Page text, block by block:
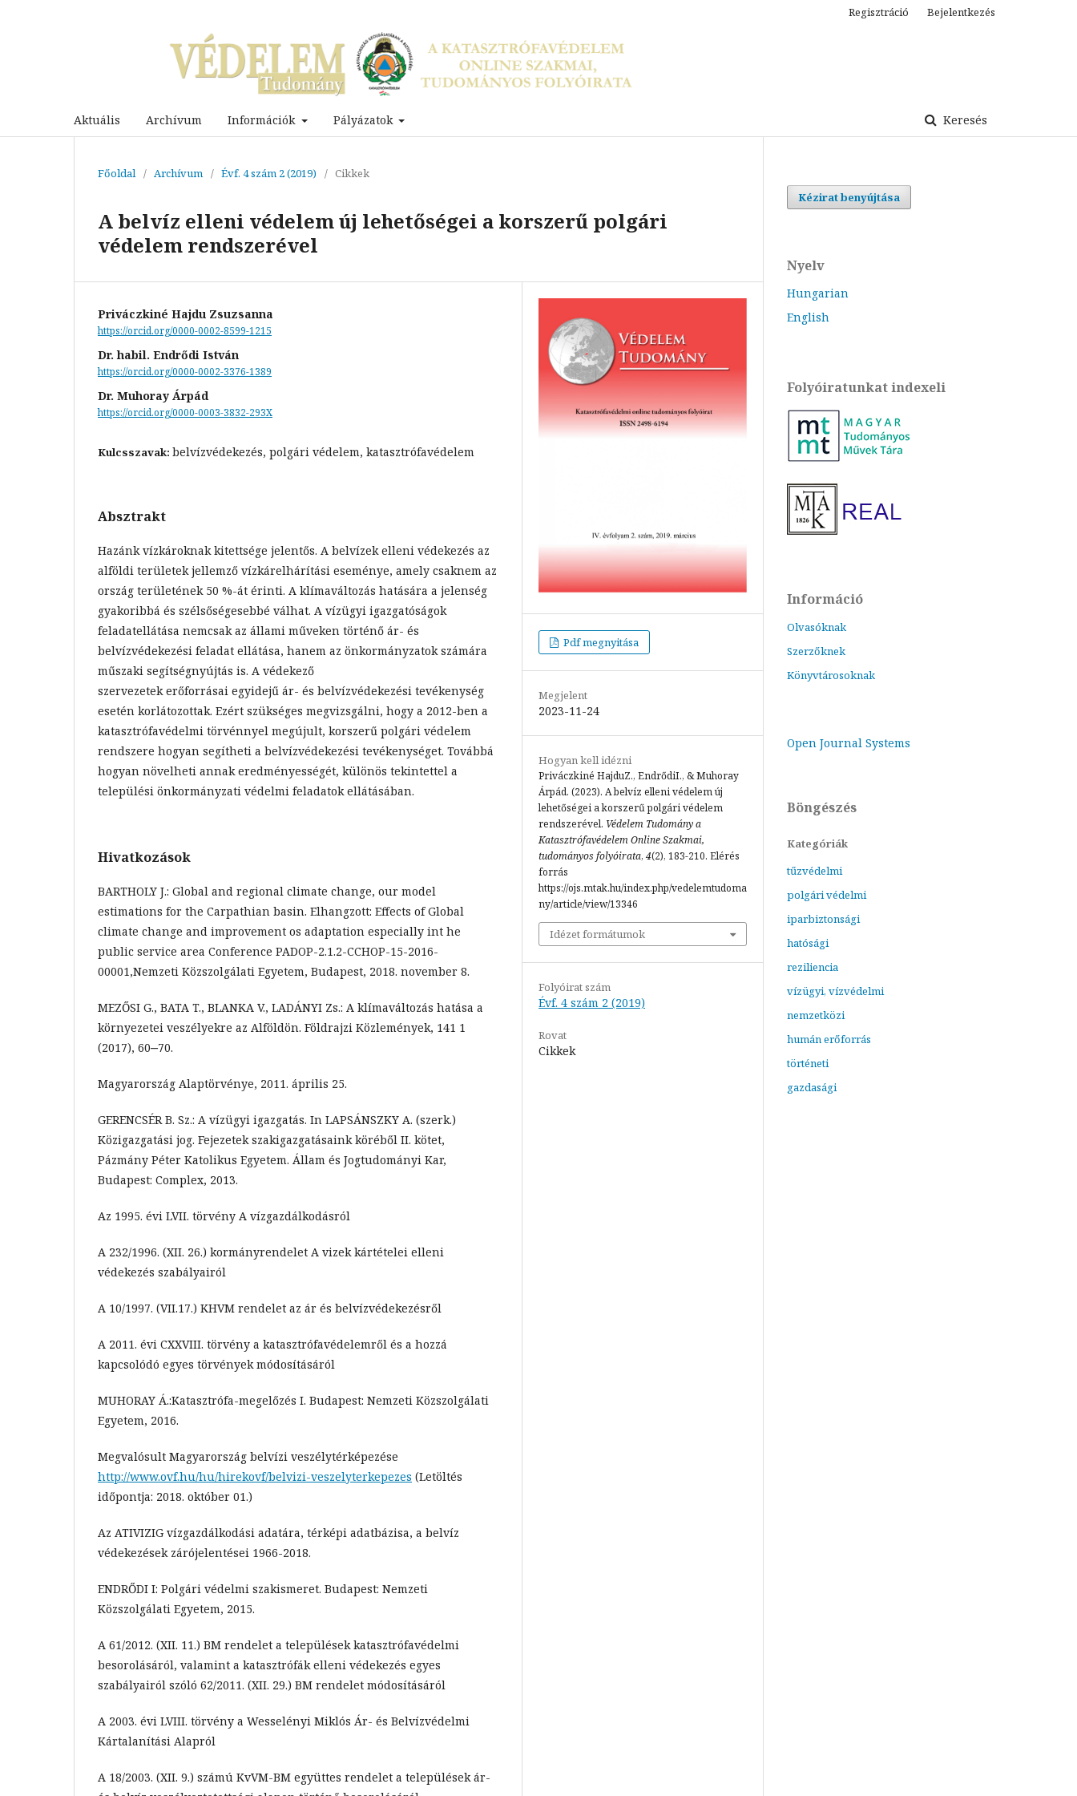
Aktuális Archívum Információk Pályázatok Keresés
Regisztráció Bejelentkezés
Főoldal / Archívum / Évf. 4 szám 2 (2019) / Cikkek
A belvíz elleni védelem új lehetőségei a korszerű polgári
védelem rendszerével
Priváczkiné Hajdu Zsuzsanna
https://orcid.org/0000-0002-8599-1215
Dr. habil. Endrődi István
https://orcid.org/0000-0002-3376-1389
Dr. Muhoray Árpád
https://orcid.org/0000-0003-3832-293X
Kulcsszavak: belvízvédekezés, polgári védelem, katasztrófavédelem
Absztrakt
Hazánk vízkároknak kitettsége jelentős. A belvízek elleni védekezés az
alföldi területek jellemző vízkárelhárítási eseménye, amely csaknem az
ország területének 50 %-át érinti. A klímaváltozás hatására a jelenség
gyakoribbá és szélsőségesebbé válhat. A vízügyi igazgatóságok
feladatellátása nemcsak az állami műveken történő ár- és
belvízvédekezési feladat ellátása, hanem az önkormányzatok számára
műszaki segítségnyújtás is. A védekező
szervezetek erőforrásai egyidejű ár- és belvízvédekezési tevékenység
esetén korlátozottak. Ezért szükséges megvizsgálni, hogy a 2012-ben a
katasztrófavédelmi törvénnyel megújult, korszerű polgári védelem
rendszere hogyan segítheti a belvízvédekezési tevékenységet. Továbbá
hogyan növelheti annak eredményességét, különös tekintettel a
települési önkormányzati védelmi feladatok ellátásában.
Hivatkozások
BARTHOLY J.: Global and regional climate change, our model
estimations for the Carpathian basin. Elhangzott: Effects of Global
climate change and improvement os adaptation especially int he
public service area Conference PADOP-2.1.2-CCHOP-15-2016-
00001,Nemzeti Közszolgálati Egyetem, Budapest, 2018. november 8.
MEZŐSI G., BATA T., BLANKA V., LADÁNYI Zs.: A klímaváltozás hatása a
környezetei veszélyekre az Alföldön. Földrajzi Közlemények, 141 1
(2017), 60‒70.
Magyarország Alaptörvénye, 2011. április 25.
GERENCSÉR B. Sz.: A vízügyi igazgatás. In LAPSÁNSZKY A. (szerk.)
Közigazgatási jog. Fejezetek szakigazgatásaink köréből II. kötet,
Pázmány Péter Katolikus Egyetem. Állam és Jogtudományi Kar,
Budapest: Complex, 2013.
Az 1995. évi LVII. törvény A vízgazdálkodásról
A 232/1996. (XII. 26.) kormányrendelet A vizek kártételei elleni
védekezés szabályairól
A 10/1997. (VII.17.) KHVM rendelet az ár és belvízvédekezésről
A 2011. évi CXXVIII. törvény a katasztrófavédelemről és a hozzá
kapcsolódó egyes törvények módosításáról
MUHORAY Á.:Katasztrófa-megelőzés I. Budapest: Nemzeti Közszolgálati
Egyetem, 2016.
Megvalósult Magyarország belvízi veszélytérképezése
http://www.ovf.hu/hu/hirekovf/belvizi-veszelyterkepezes (Letöltés
időpontja: 2018. október 01.)
Az ATIVIZIG vízgazdálkodási adatára, térképi adatbázisa, a belvíz
védekezések zárójelentései 1966-2018.
ENDRŐDI I: Polgári védelmi szakismeret. Budapest: Nemzeti
Közszolgálati Egyetem, 2015.
A 61/2012. (XII. 11.) BM rendelet a települések katasztrófavédelmi
besorolásáról, valamint a katasztrófák elleni védekezés egyes
szabályairól szóló 62/2011. (XII. 29.) BM rendelet módosításáról
A 2003. évi LVIII. törvény a Wesselényi Miklós Ár- és Belvízvédelmi
Kártalanítási Alapról
A 18/2003. (XII. 9.) számú KvVM-BM együttes rendelet a települések ár-
Pdf megnyitása
Megjelent
2023-11-24
Hogyan kell idézni
Priváczkiné HajduZ., EndrődiI., & Muhoray
Árpád. (2023). A belvíz elleni védelem új
lehetőségei a korszerű polgári védelem
rendszerével. Védelem Tudomány a
Katasztrófavédelem Online Szakmai,
tudományos folyóirata, 4(2), 183-210. Elérés
forrás
https://ojs.mtak.hu/index.php/vedelemtudoma
ny/article/view/13346
Idézet formátumok
Folyóirat szám
Évf. 4 szám 2 (2019)
Rovat
Cikkek
Kézirat benyújtása
Nyelv
Hungarian
English
Folyóiratunkat indexeli
Információ
Olvasóknak
Szerzőknek
Könyvtárosoknak
Open Journal Systems
Böngészés
Kategóriák
tűzvédelmi
polgári védelmi
iparbiztonsági
hatósági
reziliencia
vízügyi, vízvédelmi
nemzetközi
humán erőforrás
történeti
gazdasági